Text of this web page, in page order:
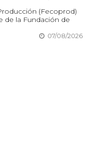
(Fecoprod)
de la Fundación de
07/08/2026